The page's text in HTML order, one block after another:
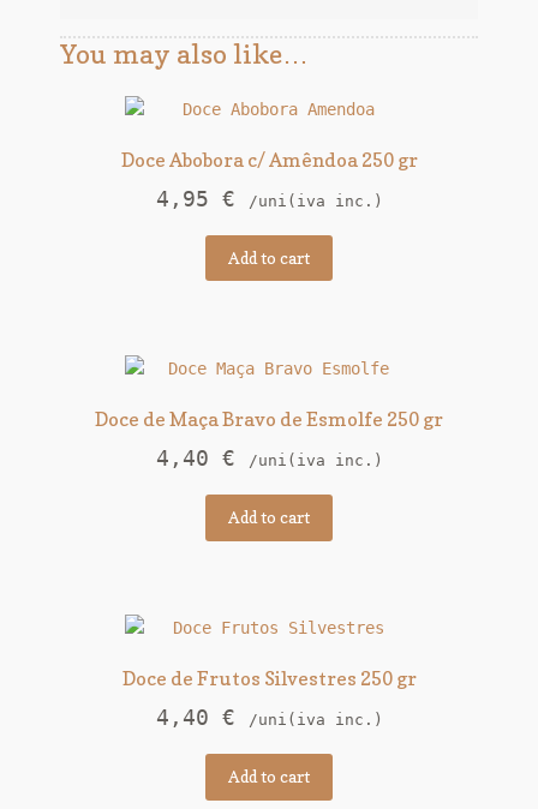
You may also like…
Doce Abobora c/ Amêndoa 250 gr
4,95 € /uni(iva inc.)
Add to cart
Doce de Maça Bravo de Esmolfe 250 gr
4,40 € /uni(iva inc.)
Add to cart
Doce de Frutos Silvestres 250 gr
4,40 € /uni(iva inc.)
Add to cart